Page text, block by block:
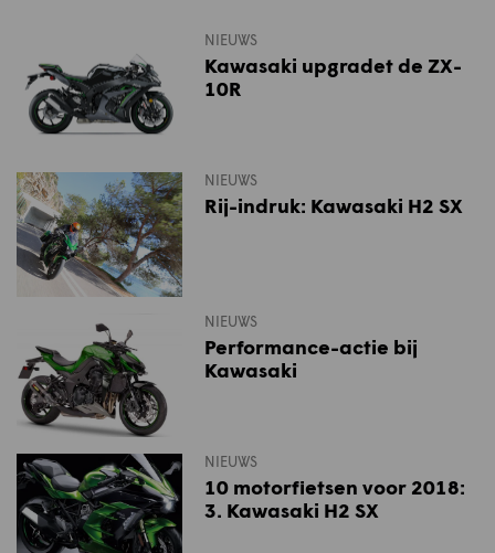
NIEUWS
Kawasaki upgradet de ZX-
10R
NIEUWS
Rij-indruk: Kawasaki H2 SX
NIEUWS
Performance-actie bij
Kawasaki
NIEUWS
10 motorfietsen voor 2018:
3. Kawasaki H2 SX